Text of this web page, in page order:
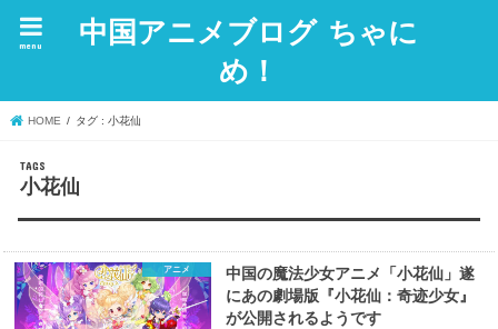
中国アニメブログ ちゃに
め！
menu
HOME タグ : 小花仙
小花仙
アニメ
中国の魔法少女アニメ「小花仙」遂
にあの劇場版『小花仙：奇迹少女』
が公開されるようです